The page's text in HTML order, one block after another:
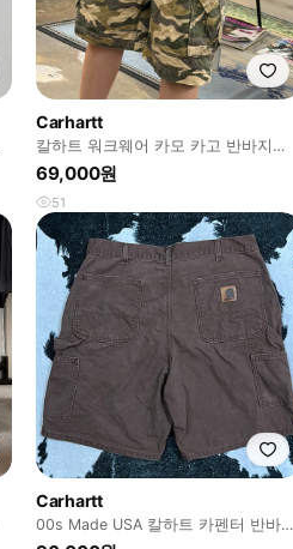
Carhartt
칼하트 워크웨어 카모 카고 반바지
(36)
69,000원
51
Carhartt
00s Made USA 칼하트 카펜터 반바지
체스트넛 B25